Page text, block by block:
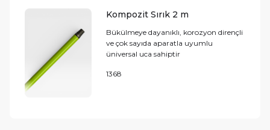
Kompozit Sırık 2 m
Bükülmeye dayanıklı, korozyon dirençli
ve çok sayıda aparatla uyumlu
üniversal uca sahiptir
1368